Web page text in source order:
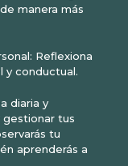
manera más
Reflexiona
y conductual.
diaria y
tus
tu
aprenderás a